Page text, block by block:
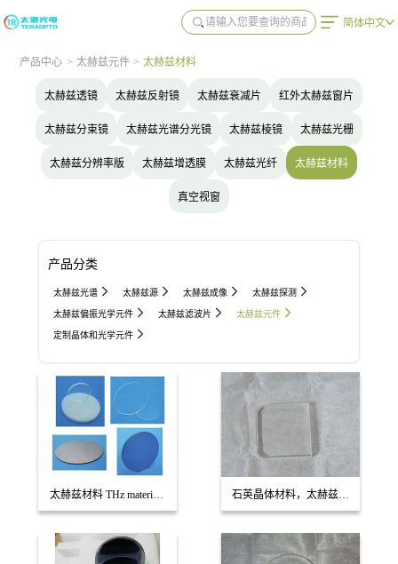
简体中文
产品中心 > 太赫兹元件 > 太赫兹材料
太赫兹透镜 太赫兹反射镜 太赫兹衰减片 红外太赫兹窗片
太赫兹分束镜 太赫兹光谱分光镜 太赫兹棱镜 太赫兹光栅
太赫兹分辨率版 太赫兹增透膜 太赫兹光纤 太赫兹材料
真空视窗
产品分类
太赫兹光谱 太赫兹源 太赫兹成像 太赫兹探测
太赫兹偏振光学元件 太赫兹滤波片 太赫兹元件
定制晶体和光学元件
太赫兹材料 THz materials
(总览)
石英晶体材料，太赫兹材
料